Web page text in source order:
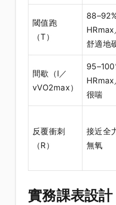
閾值跑
（T）
HRmax
舒適地
間歇（I／
vVO2max）
HRmax
很喘
反覆衝刺
（R）
接近全
無氧
實務課表設